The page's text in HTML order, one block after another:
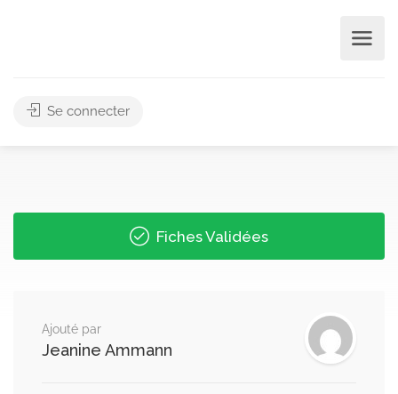
Se connecter
Fiches Validées
Ajouté par
Jeanine Ammann